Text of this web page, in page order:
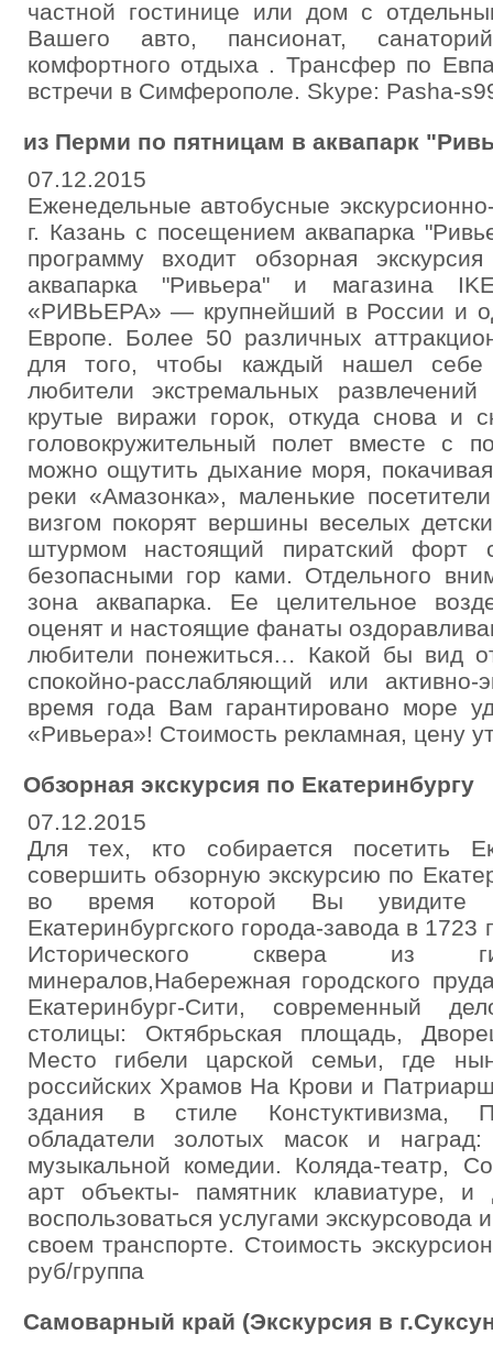
частной гостинице или дом с
Вашего авто, пансионат,
комфортного отдыха . Трансфер по
встречи в Симферополе. Skype: Pasha-
из Перми по пятницам в аквапарк
07.12.2015
Еженедельные автобусные
г. Казань с посещением аквапарка
программу входит обзорная
аквапарка "Ривьера" и магазина
«РИВЬЕРА» — крупнейший в России и
Европе. Более 50 различных
для того, чтобы каждый нашел
любители экстремальных
крутые виражи горок, откуда снова и
головокружительный полет вместе с
можно ощутить дыхание моря,
реки «Амазонка», маленькие
визгом покорят вершины веселых
штурмом настоящий пиратский
безопасными гор ками. Отдельного
зона аквапарка. Ее целительное
оценят и настоящие фанаты
любители понежиться… Какой бы вид
спокойно-расслабляющий или
время года Вам гарантировано море
«Ривьера»! Стоимость рекламная, цену
Обзорная экскурсия по Екатеринбургу
07.12.2015
Для тех, кто собирается посетить
совершить обзорную экскурсию по
во время которой Вы увидите
Екатеринбургского города-завода в
Исторического сквера из
минералов,Набережная городского
Екатеринбург-Сити, современный
столицы: Октябрьская площадь,
Место гибели царской семьи, где
российских Храмов На Крови и
здания в стиле Констуктивизма,
обладатели золотых масок и
музыкальной комедии. Коляда-театр,
арт объекты- памятник клавиатуре,
воспользоваться услугами экскурсовода
своем транспорте. Стоимость
руб/группа
Самоварный край (Экскурсия в